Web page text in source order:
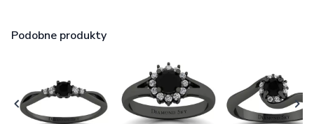
Podobne produkty